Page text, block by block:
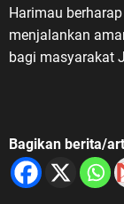
Harimau
menjalankan
bagi masyarakat
Bagikan berita/